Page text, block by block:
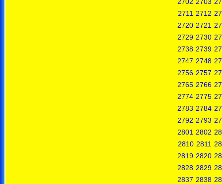
2711 2712
2720 2721
2729 2730
2738 2739
2747 2748
2756 2757
2765 2766
2774 2775
2783 2784
2792 2793
2801 2802
2810 2811
2819 2820
2828 2829
2837 2838